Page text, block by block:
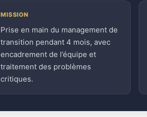
MISSION
Prise en main du management de
transition pendant 4 mois, avec
encadrement de l’équipe et
traitement des problèmes
critiques.